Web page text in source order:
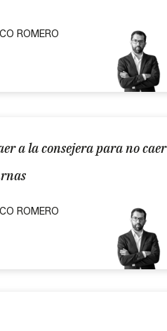
ROMERO
a la consejera para no caer
ROMERO